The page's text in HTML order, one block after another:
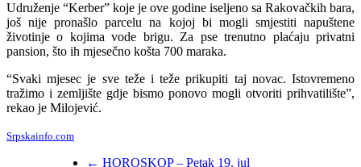
Udruženje “Kerber” koje je ove godine iseljeno sa Rakovačkih bara,
još nije pronašlo parcelu na kojoj bi mogli smjestiti napuštene
životinje o kojima vode brigu. Za pse trenutno plaćaju privatni
pansion, što ih mjesečno košta 700 maraka.
“Svaki mjesec je sve teže i teže prikupiti taj novac. Istovremeno
tražimo i zemljište gdje bismo ponovo mogli otvoriti prihvatilište”,
rekao je Milojević.
Srpskainfo.com
← HOROSKOP – Petak 19. jul